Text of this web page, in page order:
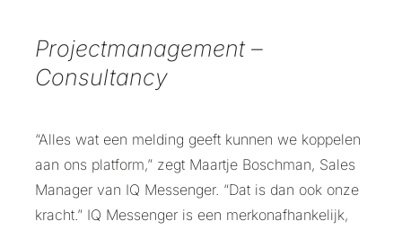
Projectmanagement –
Consultancy
“Alles wat een melding geeft kunnen we koppelen
aan ons platform,” zegt Maartje Boschman, Sales
Manager van IQ Messenger. “Dat is dan ook onze
kracht.” IQ Messenger is een merkonafhankelijk,